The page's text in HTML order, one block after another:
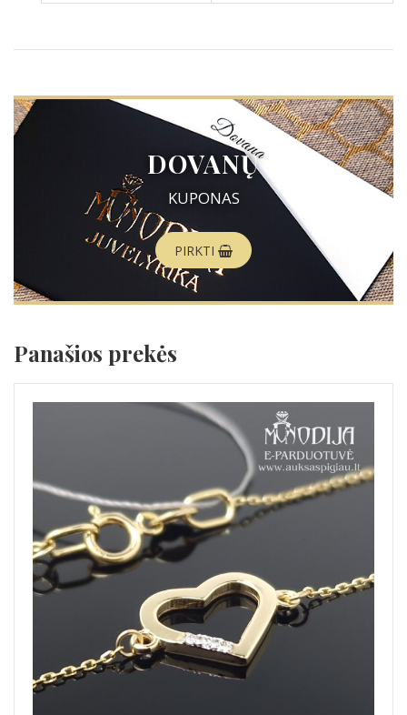
DOVANŲ
KUPONAS
PIRKTI
Panašios prekės